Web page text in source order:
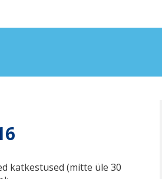
katkestused (mitte üle 30